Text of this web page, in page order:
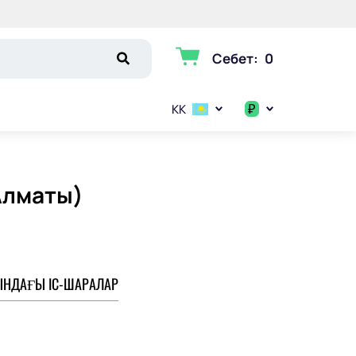
Себет: 0
KK ₽
ІС-ШАРАЛАР